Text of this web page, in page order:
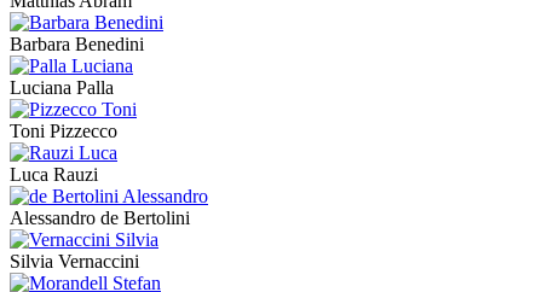
Barbara Benedini
Luciana Palla
Toni Pizzecco
Luca Rauzi
Alessandro de Bertolini
Silvia Vernaccini